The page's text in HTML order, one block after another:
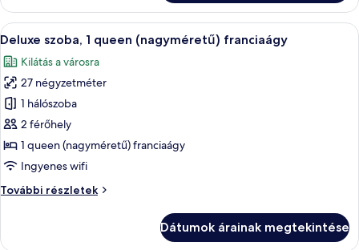
további
részletei
A
következő
szoba
összes
képének
megtekintése:
Deluxe
szoba,
queen
Egy szállodai szoba, amelyben egy
5
Deluxe szoba, 1 queen (nagyméretű) franciaágy
Kilátás a városra
27 négyzetméter
1 hálószoba
2 férőhely
1 queen (nagyméretű) franciaágy
Ingyenes wifi
További részletek
Deluxe
(nagyméretű)
Dátumok árainak megtekintése